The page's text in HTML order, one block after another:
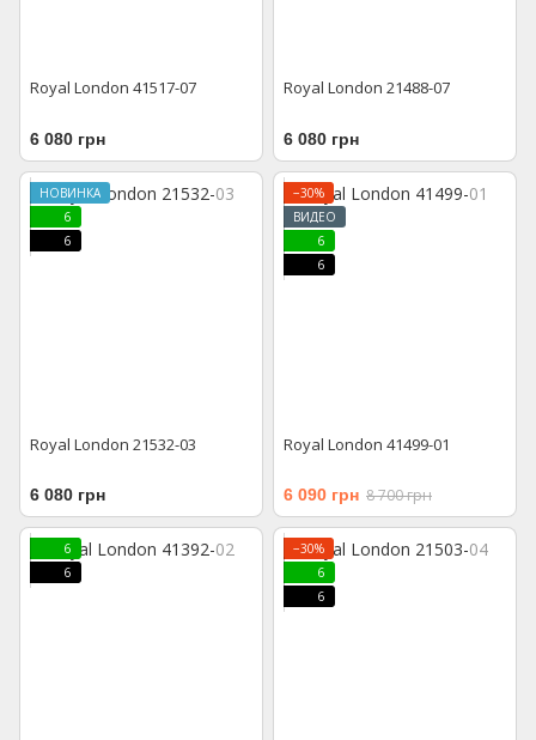
Royal London 41517-07
6 080 грн
Royal London 21488-07
6 080 грн
НОВИНКА
6
6
Royal London 21532-03
6 080 грн
−30%
ВИДЕО
6
6
Royal London 41499-01
6 090 грн 8 700 грн
6
6
−30%
6
6